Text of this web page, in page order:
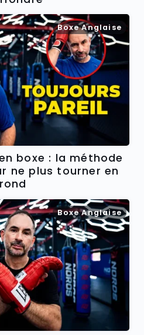
Boxe Anglaise
boxe : la méthode
ne plus tourner en
rond
Boxe Anglaise